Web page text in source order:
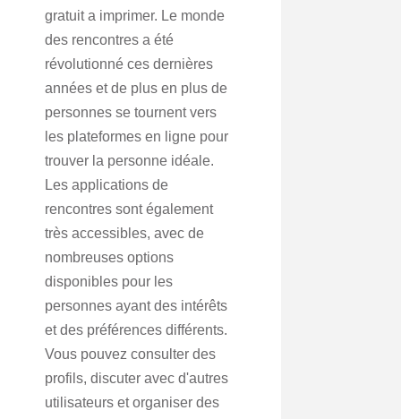
gratuit a imprimer. Le monde
des rencontres a été
révolutionné ces dernières
années et de plus en plus de
personnes se tournent vers
les plateformes en ligne pour
trouver la personne idéale.
Les applications de
rencontres sont également
très accessibles, avec de
nombreuses options
disponibles pour les
personnes ayant des intérêts
et des préférences différents.
Vous pouvez consulter des
profils, discuter avec d'autres
utilisateurs et organiser des